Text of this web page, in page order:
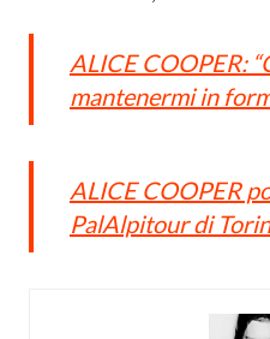
ALICE COOPER:
mantenermi in
ALICE COOPER
PalAlpitour di